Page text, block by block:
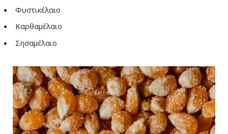
Φυστικέλαιο
Καρθαμέλαιο
Σησαμέλαιο